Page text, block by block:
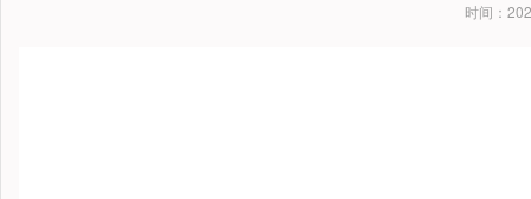
时间：